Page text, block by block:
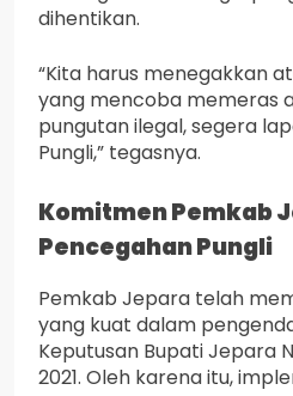
dihentikan.
“Kita harus menegakkan
yang mencoba memeras
pungutan ilegal, segera
Pungli,” tegasnya.
Komitmen Pemkab
Pencegahan Pungli
Pemkab Jepara telah
yang kuat dalam
Keputusan Bupati Jepara
2021. Oleh karena itu,